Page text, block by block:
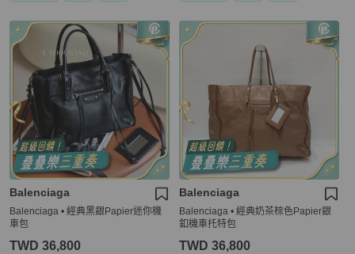
Balenciaga
Balenciaga • 經典黑銀Papier迷你機
車包
TWD 36,800
Balenciaga
Balenciaga • 經典奶茶棕色Papier銀
釦機車托特包
TWD 36,800